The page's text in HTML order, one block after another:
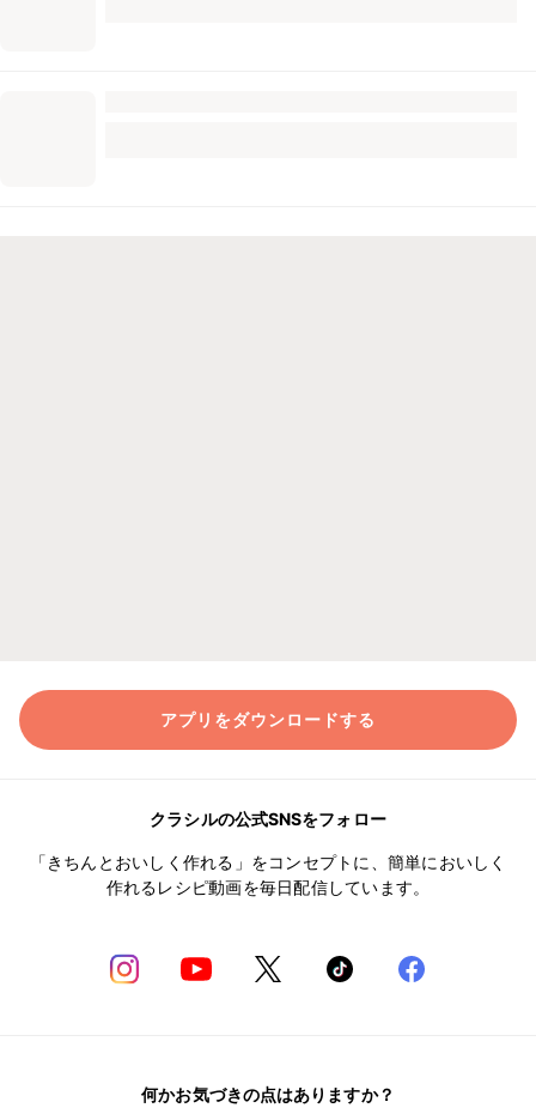
アプリをダウンロードする
クラシルの公式SNSをフォロー
「きちんとおいしく作れる」をコンセプトに、簡単においしく
作れるレシピ動画を毎日配信しています。
何かお気づきの点はありますか？